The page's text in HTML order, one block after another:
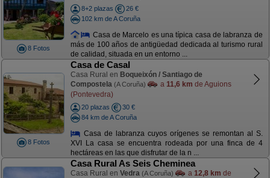
8 Fotos
8+2 plazas
26 €
102 km de A Coruña
Casa de Marcelo es una típica casa de labranza de
más de 100 años de antigüedad dedicada al turismo rural
de calidad, situada en un entorno ...
8 Fotos
Casa de Casal
Casa Rural en Boqueixón / Santiago de
Compostela (A Coruña) a 11,6 km de Aguions
(Pontevedra)
20 plazas
30 €
84 km de A Coruña
Casa de labranza cuyos orígenes se remontan al S.
XVI La casa se encuentra rodeada por una finca de 4
hectáreas en las que disfrutar de la n ...
Casa Rural As Seis Cheminea
Casa Rural en Vedra (A Coruña) a 12,8 km de